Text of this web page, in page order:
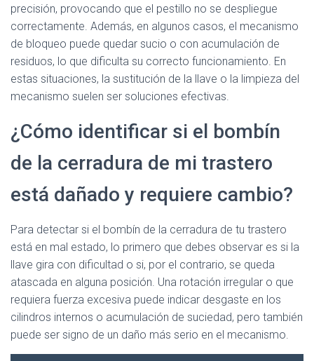
precisión, provocando que el pestillo no se despliegue
correctamente. Además, en algunos casos, el mecanismo
de bloqueo puede quedar sucio o con acumulación de
residuos, lo que dificulta su correcto funcionamiento. En
estas situaciones, la sustitución de la llave o la limpieza del
mecanismo suelen ser soluciones efectivas.
¿Cómo identificar si el bombín
de la cerradura de mi trastero
está dañado y requiere cambio?
Para detectar si el bombín de la cerradura de tu trastero
está en mal estado, lo primero que debes observar es si la
llave gira con dificultad o si, por el contrario, se queda
atascada en alguna posición. Una rotación irregular o que
requiera fuerza excesiva puede indicar desgaste en los
cilindros internos o acumulación de suciedad, pero también
puede ser signo de un daño más serio en el mecanismo.